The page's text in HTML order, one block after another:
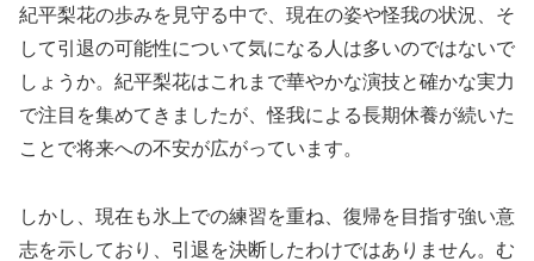
紀平梨花の歩みを見守る中で、現在の姿や怪我の状況、そ
して引退の可能性について気になる人は多いのではないで
しょうか。紀平梨花はこれまで華やかな演技と確かな実力
で注目を集めてきましたが、怪我による長期休養が続いた
ことで将来への不安が広がっています。
しかし、現在も氷上での練習を重ね、復帰を目指す強い意
志を示しており、引退を決断したわけではありません。む